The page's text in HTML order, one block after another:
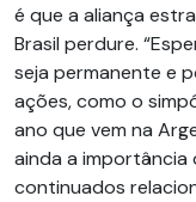
é que a aliança
Brasil perdure.
seja permanente e
ações, como o
ano que vem na
ainda a importância
continuados